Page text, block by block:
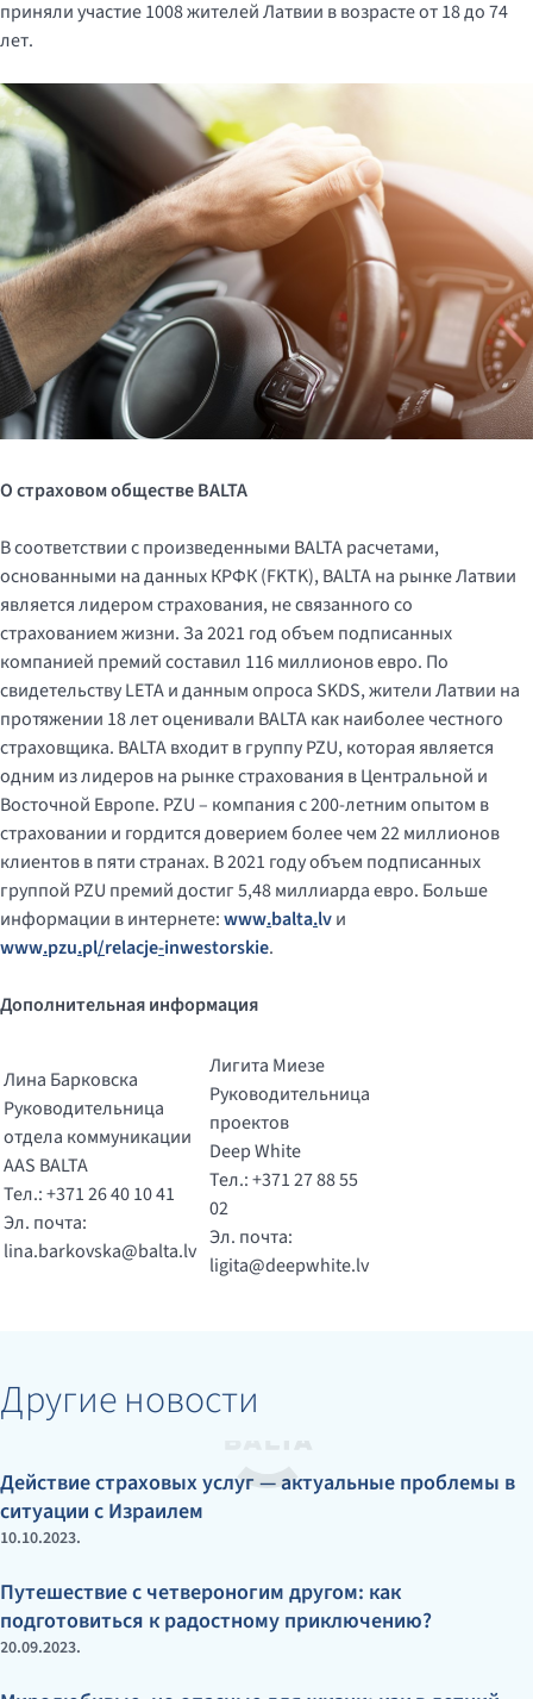
приняли участие 1008 жителей Латвии в возрасте от 18 до 74
лет.
О страховом обществеBALTA
В соответствии с произведенными BALTA расчетами,
основанными на данных КРФК (FKTK), BALTA на рынке Латвии
является лидером страхования, не связанного со
страхованием жизни. За 2021 год объем подписанных
компанией премий составил 116 миллионов евро. По
свидетельству LETA и данным опроса SKDS, жители Латвии на
протяжении 18 лет оценивали BALTA как наиболее честного
страховщика. BALTA входит в группу PZU, которая является
одним из лидеров на рынке страхования в Центральной и
Восточной Европе. PZU – компания с 200-летним опытом в
страховании и гордится доверием более чем 22 миллионов
клиентов в пяти странах. В 2021 году объем подписанных
группой PZU премий достиг 5,48 миллиарда евро. Больше
информации в интернете:www.balta.lvи
www.pzu.pl/relacje-inwestorskie.
Дополнительная информация
Лина Барковска
Руководительница
отдела коммуникации
AAS BALTA
Тел.: +371 26 40 10 41
Эл. почта:
lina.barkovska@balta.lv
Лигита Миезе
Руководительница
проектов
Deep White
Тел.: +371 27 88 55
02
Эл. почта:
ligita@deepwhite.lv
Другие новости
Действие страховых услуг — актуальные проблемы в
ситуации с Израилем
10.10.2023.
Путешествие с четвероногим другом: как
подготовиться к радостному приключению?
20.09.2023.